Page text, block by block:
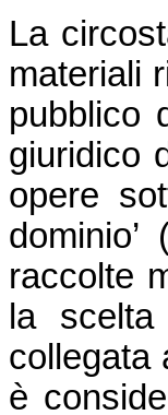
La
materiali
pubblico
giuridico
opere
raccolte
la scelta
collegata
è